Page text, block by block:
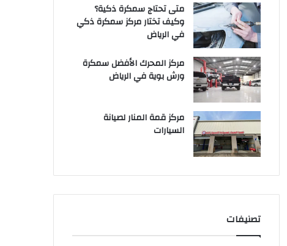
متى تحتاج سمكرة ذكية؟
وكيف تختار مركز سمكرة ذكي
في الرياض
مركز المحرك الأفضل سمكرة
ورش بوية في الرياض
مركز قمة المنار لصيانة
السيارات
تصنيفات